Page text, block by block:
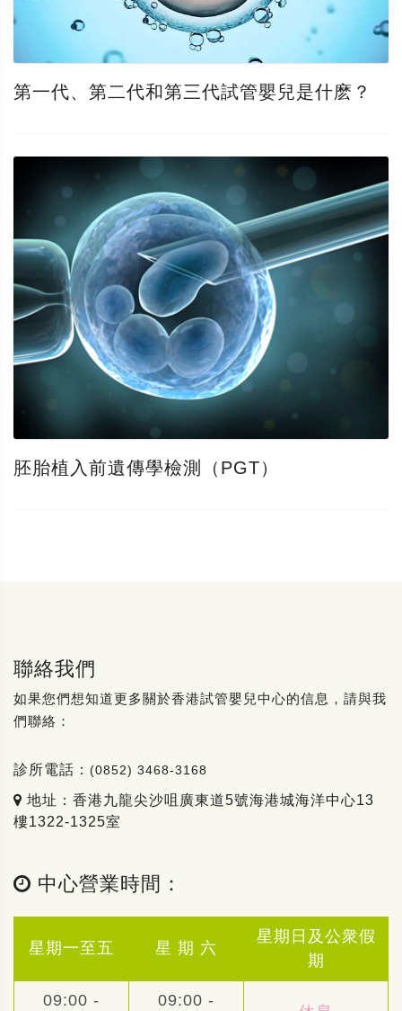
第一代、第二代和第三代試管嬰兒是什麽？
胚胎植入前遺傳學檢測（PGT）
聯絡我們
如果您們想知道更多關於香港試管嬰兒中心的信息，請與我
們聯絡：
診所電話： (0852) 3468-3168
地址：香港九龍尖沙咀廣東道5號海港城海洋中心13
樓1322-1325室
中心營業時間：
星期一至五 星 期 六
星期日及公衆假
期
09:00 - 09:00 -